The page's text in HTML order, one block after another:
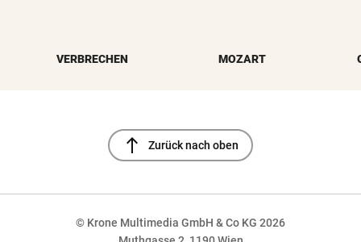
VERBRECHEN MOZART
north Zurück nach oben
© Krone Multimedia GmbH & Co KG 2026